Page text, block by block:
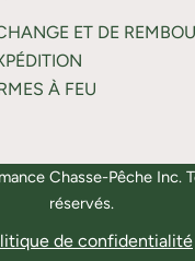
ET DE
À FEU
Chasse-Pêche Inc.
réservés.
de confidentialité